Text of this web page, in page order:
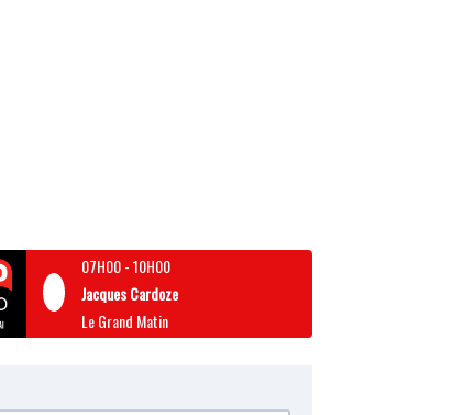
07H00-10H00
Jacques Cardoze
Le Grand Matin